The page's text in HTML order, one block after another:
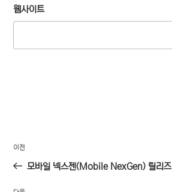
웹사이트
글
이
전
이전
모바일 넥스젠(Mobile NexGen) 릴리즈